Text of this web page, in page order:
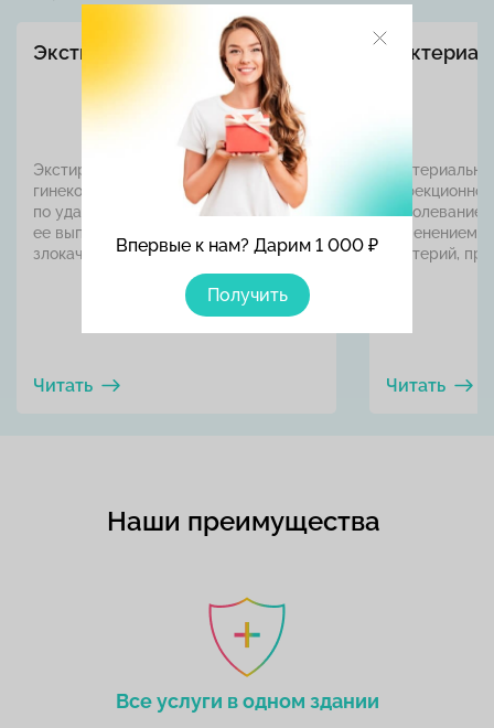
Впервые к нам? Дарим 1 000 ₽
Получить
Экстирпация матки
Экстирпация матки (гистерэктомия)—
гинекологическая операция
по удалению матки. Чаще всего
ее выполняют при наличии
злокачественных ...
Читать
заболевание
изменением
бактерий,
Читать
Наши преимущества
Все услуги в одном здании